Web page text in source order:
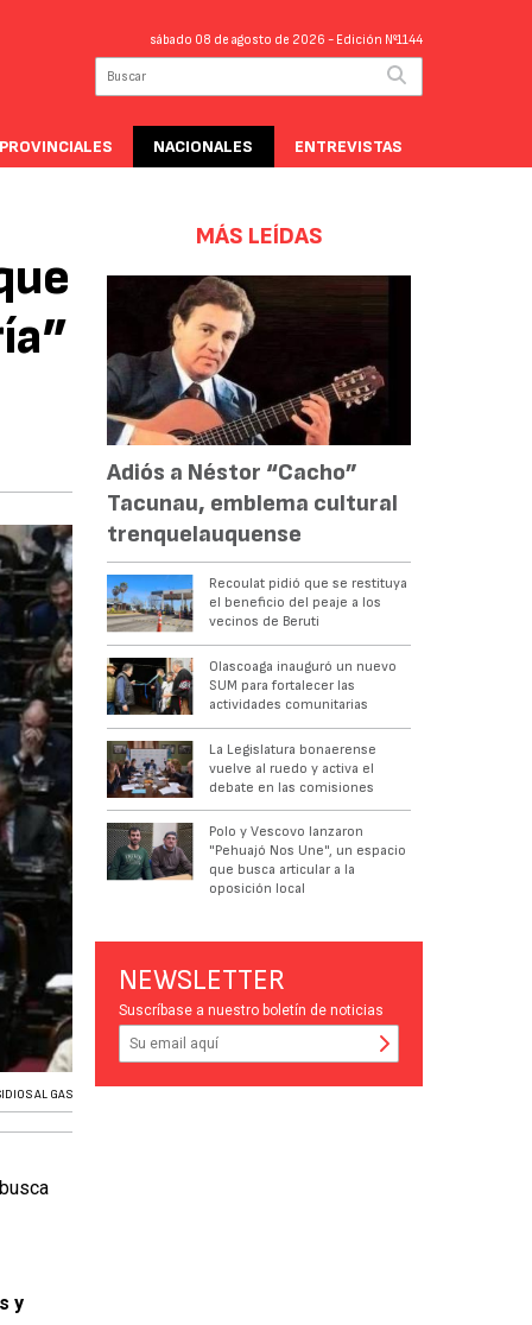
sábado 08 de agosto de 2026 - Edición Nº1144
NACIONALES ENTREVISTAS
AL GAS
y
MÁS LEÍDAS
Adiós a Néstor “Cacho”
Tacunau, emblema cultural
trenquelauquense
Recoulat pidió que se restituya
el beneficio del peaje a los
vecinos de Beruti
Olascoaga inauguró un nuevo
SUM para fortalecer las
actividades comunitarias
La Legislatura bonaerense
vuelve al ruedo y activa el
debate en las comisiones
Polo y Vescovo lanzaron
"Pehuajó Nos Une", un espacio
que busca articular a la
oposición local
NEWSLETTER
Suscríbase a nuestro boletín de noticias